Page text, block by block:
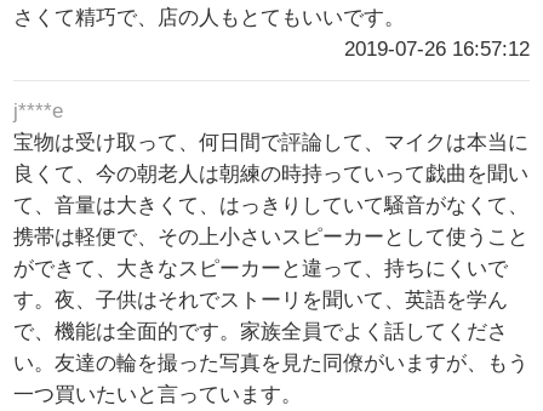
さくて精巧で、店の人もとてもいいです。
2019-07-26 16:57:12
j****e
宝物は受け取って、何日間で評論して、マイクは本当に
良くて、今の朝老人は朝練の時持っていって戯曲を聞い
て、音量は大きくて、はっきりしていて騒音がなくて、
携帯は軽便で、その上小さいスピーカーとして使うこと
ができて、大きなスピーカーと違って、持ちにくいで
す。夜、子供はそれでストーリを聞いて、英語を学ん
で、機能は全面的です。家族全員でよく話してくださ
い。友達の輪を撮った写真を見た同僚がいますが、もう
一つ買いたいと言っています。